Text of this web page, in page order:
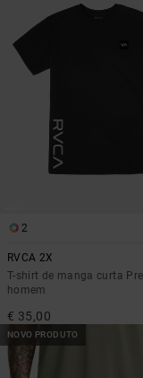
2
RVCA 2X
T-shirt de manga curta
homem
€ 35,00
NOVO PRODUTO